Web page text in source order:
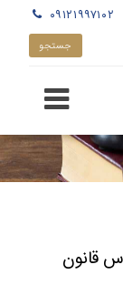
۰۹۱۲۱۹۹۷۱۰۲
قانون